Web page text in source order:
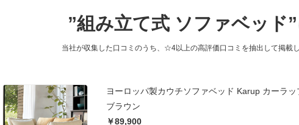
”組み立て式 ソファベッド
当社が収集した口コミのうち、☆4以上の高評価口コミを抽出して掲載
ヨーロッパ製カウチソファベッド Karup カーラ
ブラウン
￥89,900